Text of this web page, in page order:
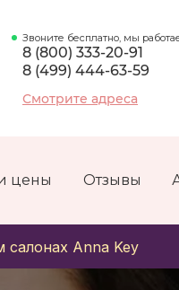
Звоните бесплатно, мы
8 (800) 333-20-91
8 (499) 444-63-59
Смотрите адреса
цены Отзывы
Anna Key